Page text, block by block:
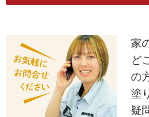
家
ど
の
塗
疑